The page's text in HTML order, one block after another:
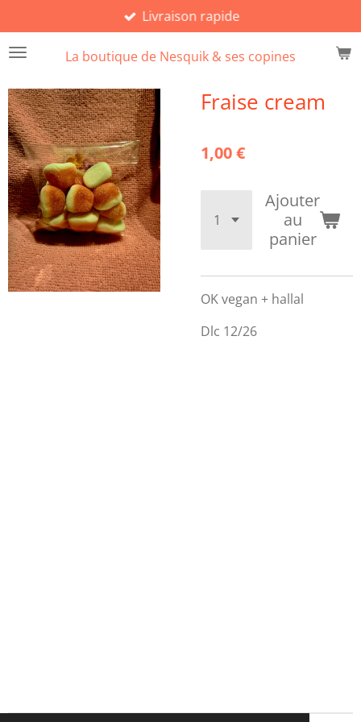
au
contenu
La boutique de Nesquik & ses copines
Livraison rapide
Fraise cream
1,00 €
Ajouter
au
panier
OK vegan + hallal
Dlc 12/26